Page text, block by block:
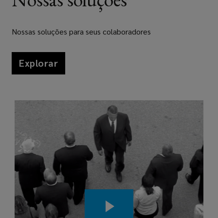
Nossas soluções para seus colaboradores
Explorar